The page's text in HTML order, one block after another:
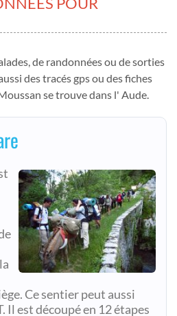
de randonnées ou de sorties
des tracés gps ou des fiches
se trouve dans l' Aude.
Ce sentier peut aussi
Il est découpé en 12 étapes